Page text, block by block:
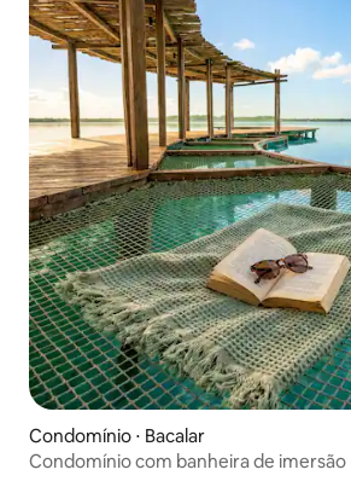
Condomínio ⋅ Bacalar
Condomínio com banheira de imersão